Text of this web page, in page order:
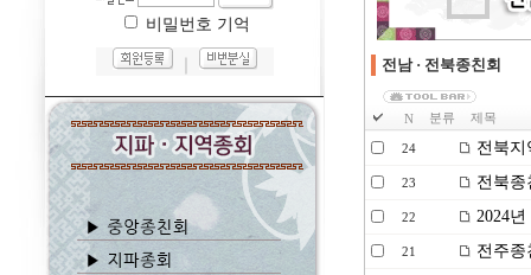
비밀번호 기억
전남 · 전북종친회
N 분류 제목
24 전북지
23 전북종
22 2024
21 전주종